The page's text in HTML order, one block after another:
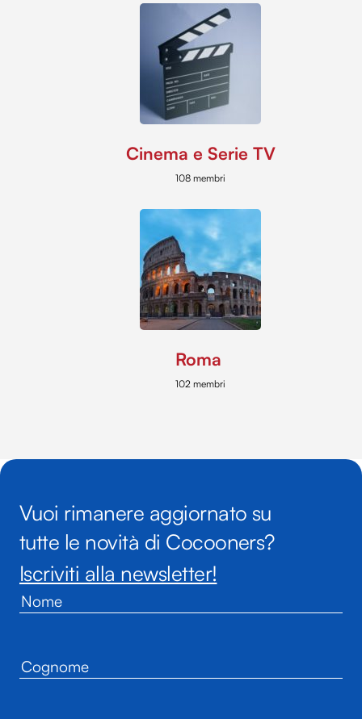
Cinema e Serie TV
108 membri
Roma
102 membri
Vuoi rimanere aggiornato su
tutte le novità di Cocooners?
Iscriviti alla newsletter!